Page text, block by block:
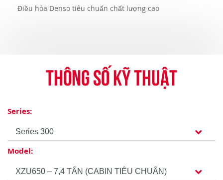
Điều hòa Denso tiêu chuẩn chất lượng cao
Thông số kỹ thuật
Series:
Model: